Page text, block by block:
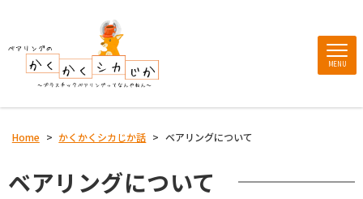
MENU
Home > かくかくシカじか話 > ベアリングについて
ベアリングについて